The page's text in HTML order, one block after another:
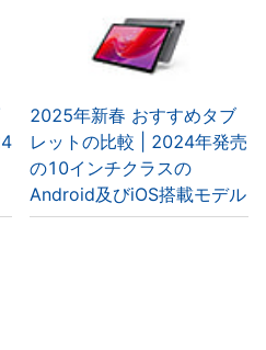
2025年新春 おすすめタブ
レットの比較 | 2024年発売
の10インチクラスの
Android及びiOS搭載モデル